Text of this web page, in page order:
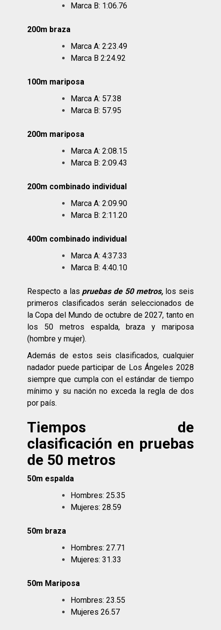
Marca B: 1:06.76
200m braza
Marca A: 2:23.49
Marca B 2:24.92
100m mariposa
Marca A: 57.38
Marca B: 57.95
200m mariposa
Marca A: 2:08.15
Marca B: 2:09.43
200m combinado individual
Marca A: 2:09.90
Marca B: 2:11.20
400m combinado individual
Marca A: 4:37.33
Marca B: 4:40.10
Respecto a las pruebas de 50 metros, los seis
primeros clasificados serán seleccionados de
la Copa del Mundo de octubre de 2027, tanto en
los 50 metros espalda, braza y mariposa
(hombre y mujer).
Además de estos seis clasificados, cualquier
nadador puede participar de Los Ángeles 2028
siempre que cumpla con el estándar de tiempo
mínimo y su nación no exceda la regla de dos
por país.
Tiempos de
clasificación en pruebas
de 50 metros
50m espalda
Hombres: 25.35
Mujeres: 28.59
50m braza
Hombres: 27.71
Mujeres: 31.33
50m Mariposa
Hombres: 23.55
Mujeres 26.57